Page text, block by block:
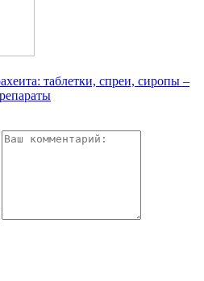
таблетки, спреи, сиропы –